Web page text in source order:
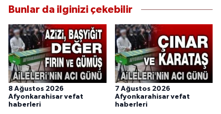
Bunlar da ilginizi çekebilir
8 Ağustos 2026
Afyonkarahisar vefat
haberleri
7 Ağustos 2026
Afyonkarahisar vefat
haberleri